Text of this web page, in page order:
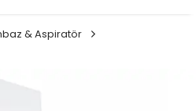
& Aspiratör